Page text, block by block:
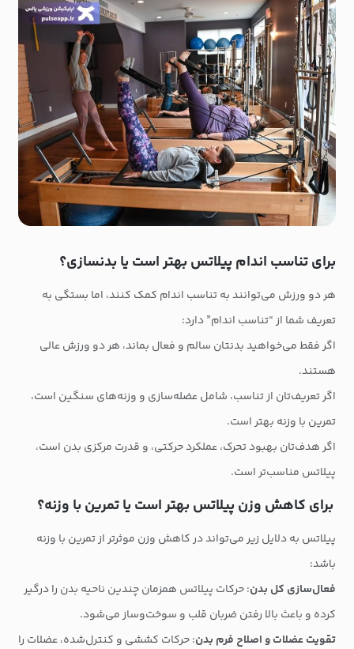
برای تناسب اندام پیلاتس بهتر است یا بدنسازی؟
هر دو ورزش می‌توانند به تناسب اندام کمک کنند، اما بستگی به
تعریف شما از “تناسب اندام” دارد:
اگر فقط می‌خواهید بدنتان سالم و فعال بماند، هر دو ورزش عالی
هستند.
اگر تعریف‌تان از تناسب، شامل عضله‌سازی و وزنه‌های سنگین است،
تمرین با وزنه بهتر است.
اگر هدف‌تان بهبود تحرک، عملکرد حرکتی، و قدرت مرکزی بدن است،
پیلاتس مناسب‌تر است.
برای کاهش وزن پیلاتس بهتر است یا تمرین با وزنه؟
پیلاتس به دلایل زیر می‌تواند در کاهش وزن موثرتر از تمرین با وزنه
باشد:
فعال‌سازی کل بدن: حرکات پیلاتس همزمان چندین ناحیه بدن را درگیر
کرده و باعث بالا رفتن ضربان قلب و سوخت‌وساز می‌شود.
تقویت عضلات و اصلاح فرم بدن: حرکات کششی و کنترل‌شده، عضلات را